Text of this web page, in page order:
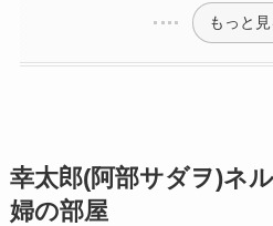
もっと見
幸太郎(阿部サダヲ)ネ
婦の部屋